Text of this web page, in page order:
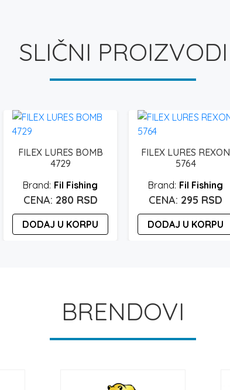
SLIČNI PROIZVODI
FILEX LURES BOMB
4729
Fil Fishing
280 RSD
DODAJ U KORPU
FILEX LURES REXON
5764
Fil Fishing
295 RSD
DODAJ U KORPU
BRENDOVI